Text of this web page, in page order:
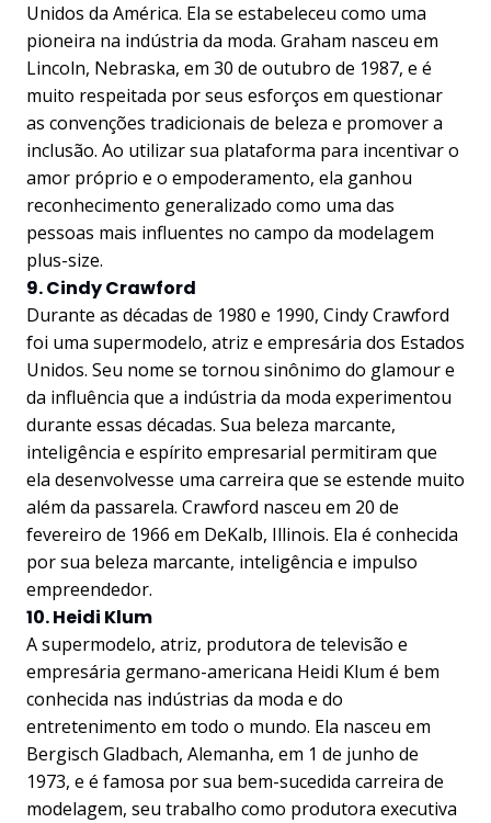
Unidos da América. Ela se estabeleceu como uma
pioneira na indústria da moda. Graham nasceu em
Lincoln, Nebraska, em 30 de outubro de 1987, e é
muito respeitada por seus esforços em questionar
as convenções tradicionais de beleza e promover a
inclusão. Ao utilizar sua plataforma para incentivar o
amor próprio e o empoderamento, ela ganhou
reconhecimento generalizado como uma das
pessoas mais influentes no campo da modelagem
plus-size.
9. Cindy Crawford
Durante as décadas de 1980 e 1990, Cindy Crawford
foi uma supermodelo, atriz e empresária dos Estados
Unidos. Seu nome se tornou sinônimo do glamour e
da influência que a indústria da moda experimentou
durante essas décadas. Sua beleza marcante,
inteligência e espírito empresarial permitiram que
ela desenvolvesse uma carreira que se estende muito
além da passarela. Crawford nasceu em 20 de
fevereiro de 1966 em DeKalb, Illinois. Ela é conhecida
por sua beleza marcante, inteligência e impulso
empreendedor.
10. Heidi Klum
A supermodelo, atriz, produtora de televisão e
empresária germano-americana Heidi Klum é bem
conhecida nas indústrias da moda e do
entretenimento em todo o mundo. Ela nasceu em
Bergisch Gladbach, Alemanha, em 1 de junho de
1973, e é famosa por sua bem-sucedida carreira de
modelagem, seu trabalho como produtora executiva